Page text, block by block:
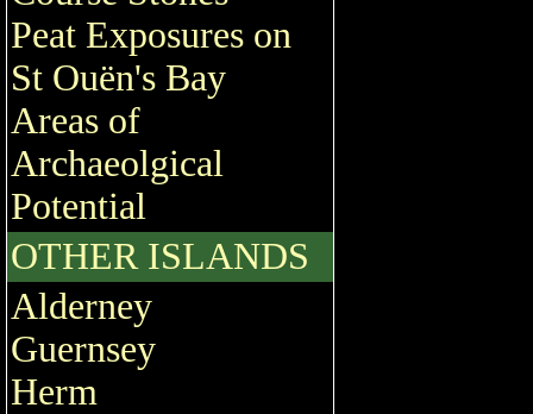
Peat Exposures on
St Ouën's Bay
Areas of
Archaeolgical
Potential
OTHER ISLANDS
Alderney
Guernsey
Herm